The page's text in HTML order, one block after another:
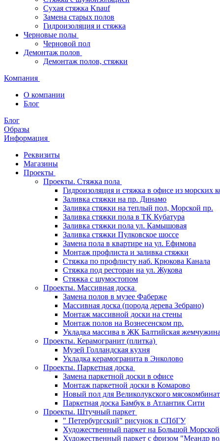
Сухая стяжка Knauf
Замена старых полов
Гидроизоляция и стяжка
Черновые полы
Черновой пол
Демонтаж полов
Демонтаж полов, стяжки
Компания
О компании
Блог
Блог
Образы
Информация
Реквизиты
Магазины
Проекты
Проекты. Стяжка пола
Гидроизоляция и стяжка в офисе из морских
Заливка стяжки на пр. Динамо
Заливка стяжки на теплый пол, Морской пр.
Заливка стяжки пола в ТК Кубатура
Заливка стяжки пола ул. Камышовая
Заливка стяжки Пулковское шоссе
Замена пола в квартире на ул. Ефимова
Монтаж профлиста и заливка стяжки
Стяжка по профлисту наб. Крюкова Канала
Стяжка под ресторан на ул. Жукова
Стяжка с шумостопом
Проекты. Массивная доска
Замена полов в музее Фаберже
Массивная доска (порода дерева Зебрано)
Монтаж массивной доски на стены
Монтаж полов на Вознесенском пр.
Укладка массива в ЖК Балтийская жемчужина
Проекты. Керамогранит (плитка)
Музей Голландская кухня
Укладка керамогранита в Энколово
Проекты. Паркетная доска
Замена паркетной доски в офисе
Монтаж паркетной доски в Комарово
Новый пол для Великолукского
Паркетная доска Бамбук в Атлантик Сити
Проекты. Штучный паркет
" Петербургский" рисунок в СПбГУ
Художественный паркет на Большой Морской
Художественный паркет с фризом "Меандр